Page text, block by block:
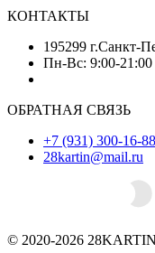
КОНТАКТЫ
Пн-Вс: 9:00-21:00
ОБРАТНАЯ СВЯЗЬ
+7 (931) 300-16-88
28kartin@mail.ru
© 2020-2026